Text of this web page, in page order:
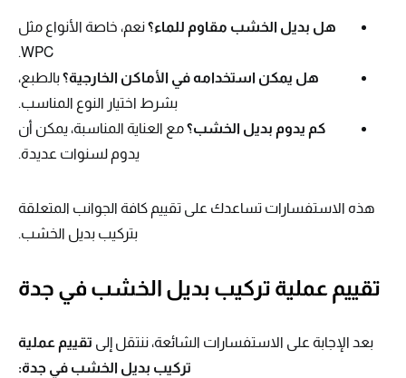
هل بديل الخشب مقاوم للماء؟نعم، خاصة الأنواع مثل
WPC.
هل يمكن استخدامه في الأماكن الخارجية؟بالطبع،
بشرط اختيار النوع المناسب.
كم يدوم بديل الخشب؟مع العناية المناسبة، يمكن أن
يدوم لسنوات عديدة.
هذه الاستفسارات تساعدك على تقييم كافة الجوانب المتعلقة
بتركيب بديل الخشب.
تقييم عملية تركيب بديل الخشب في جدة
بعد الإجابة على الاستفسارات الشائعة، ننتقل إلى تقييم عملية
تركيب بديل الخشب في جدة: